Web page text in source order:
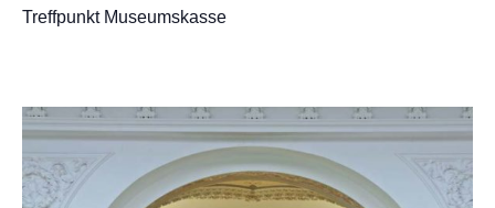
Treffpunkt Museumskasse